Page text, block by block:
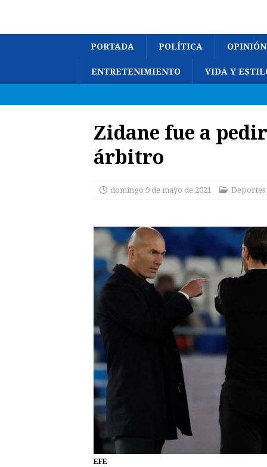
PORTADA POLÍTICA OPINIÓN
ENTRETENIMIENTO VIDA Y
Zidane fue a
árbitro
domingo 9 de mayo de 2021 Deportes
EFE